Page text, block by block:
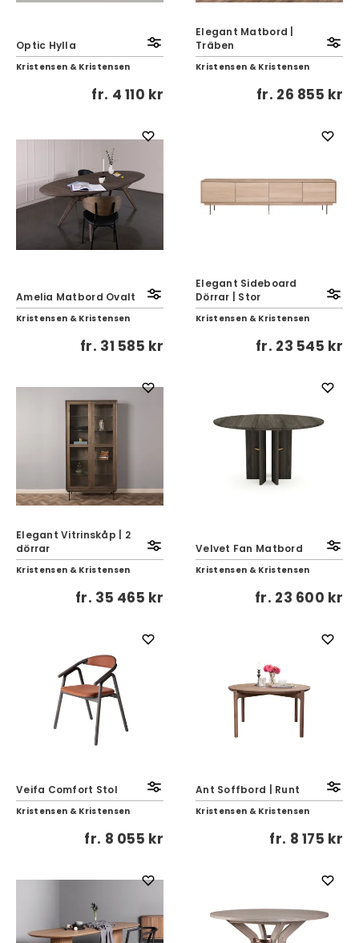
Optic Hylla
Kristensen & Kristensen
fr. 4 110 kr
Elegant Matbord |
Träben
Kristensen & Kristensen
fr. 26 855 kr
Amelia Matbord Ovalt
Kristensen & Kristensen
fr. 31 585 kr
Elegant Sideboard
Dörrar | Stor
Kristensen & Kristensen
fr. 23 545 kr
Elegant Vitrinskåp | 2
dörrar
Kristensen & Kristensen
fr. 35 465 kr
Velvet Fan Matbord
Kristensen & Kristensen
fr. 23 600 kr
Veifa Comfort Stol
Kristensen & Kristensen
fr. 8 055 kr
Ant Soffbord | Runt
Kristensen & Kristensen
fr. 8 175 kr